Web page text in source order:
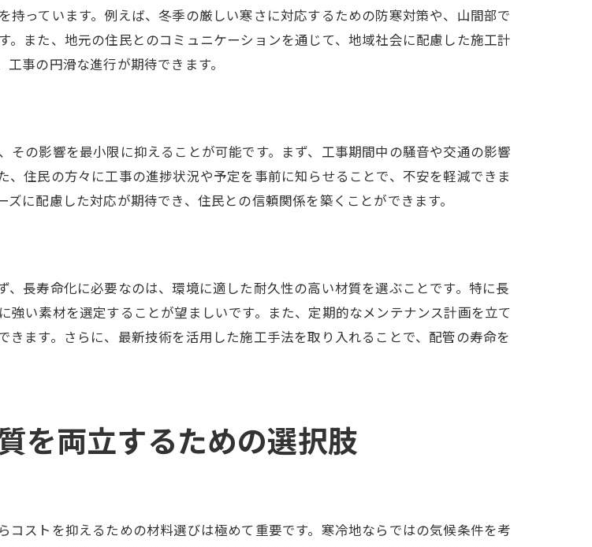
手順の策定
を見据えた工事計画
によるコスト削減
事安心して依頼できる業者の特徴
提供する業者の実例
と経験の確認
のチェックリスト
った施工実施
管理方法
最新ツールの紹介
っています。例えば、冬季の厳しい寒さに対応するための防寒対策や、山間部で
また、地元の住民とのコミュニケーションを通じて、地域社会に配慮した施工計
事の円滑な進行が期待できます。
の影響を最小限に抑えることが可能です。まず、工事期間中の騒音や交通の影響
住民の方々に工事の進捗状況や予定を事前に知らせることで、不安を軽減できま
に配慮した対応が期待でき、住民との信頼関係を築くことができます。
長寿命化に必要なのは、環境に適した耐久性の高い材質を選ぶことです。特に長
い素材を選定することが望ましいです。また、定期的なメンテナンス計画を立て
ます。さらに、最新技術を活用した施工手法を取り入れることで、配管の寿命を
を両立するための選択肢
ストを抑えるための材料選びは極めて重要です。寒冷地ならではの気候条件を考